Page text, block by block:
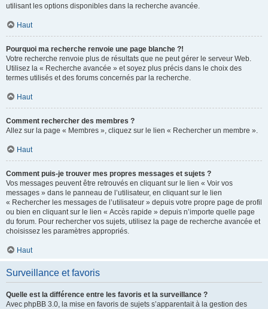
utilisant les options disponibles dans la recherche avancée.
Haut
Pourquoi ma recherche renvoie une page blanche ?!
Votre recherche renvoie plus de résultats que ne peut gérer le serveur Web.
Utilisez la « Recherche avancée » et soyez plus précis dans le choix des
termes utilisés et des forums concernés par la recherche.
Haut
Comment rechercher des membres ?
Allez sur la page « Membres », cliquez sur le lien « Rechercher un membre ».
Haut
Comment puis-je trouver mes propres messages et sujets ?
Vos messages peuvent être retrouvés en cliquant sur le lien « Voir vos
messages » dans le panneau de l’utilisateur, en cliquant sur le lien
« Rechercher les messages de l’utilisateur » depuis votre propre page de profil
ou bien en cliquant sur le lien « Accès rapide » depuis n’importe quelle page
du forum. Pour rechercher vos sujets, utilisez la page de recherche avancée et
choisissez les paramètres appropriés.
Haut
Surveillance et favoris
Quelle est la différence entre les favoris et la surveillance ?
Avec phpBB 3.0, la mise en favoris de sujets s’apparentait à la gestion des